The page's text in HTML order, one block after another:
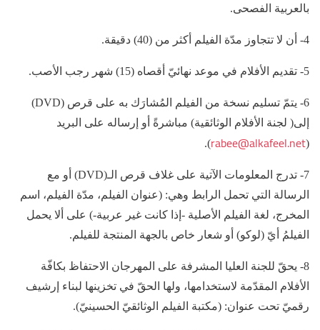
بالعربية الفصحى.
4- أن لا تتجاوز مدّة الفيلم أكثر من (40) دقيقة.
5- تقديم الأفلام في موعد نهائيّ أقصاه (15) شهر رجب الأصب.
6- يتمّ تسليم نسخة من الفيلم المُشارَك به على قرص (DVD)
إلى( لجنة الأفلام الوثائقية) مباشرةً أو إرساله على البريد
(
rabee@alkafeel.net
).
7- تدرج المعلومات الآتية على غلاف قرص الـ(DVD) أو مع
الرسالة التي تحمل الرابط وهي: (عنوان الفيلم، مدّة الفيلم، اسم
المخرج، لغة الفيلم الأصلية -إذا كانت غير عربية-) على ألا يحمل
الفيلمُ أيّ (لوكو) أو شعار خاص بالجهة المنتجة للفيلم.
8- يحقّ للجنة العليا المشرفة على المهرجان الاحتفاظ بكافّة
الأفلام المقدّمة لاستخدامها، ولها الحقّ في تخزينها لبناء إرشيف
رقميّ تحت عنوان: (مكتبة الفيلم الوثائقيّ الحسينيّ).